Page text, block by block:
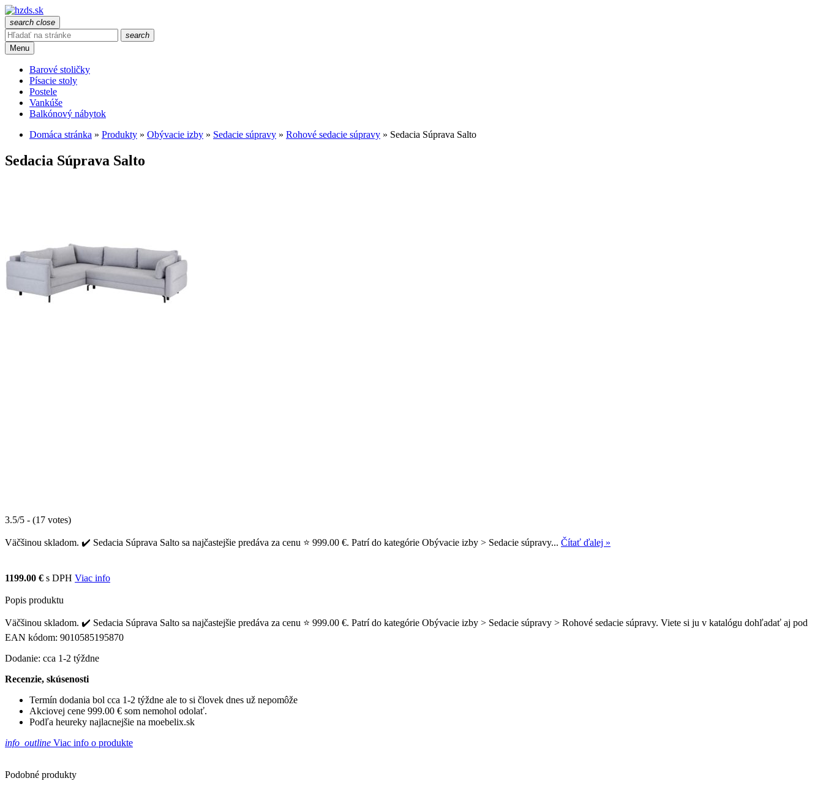
search close
search
Menu
Barové stoličky
Písacie stoly
Postele
Vankúše
Balkónový nábytok
Domáca stránka » Produkty » Obývacie izby » Sedacie súpravy » Rohové sedacie súpravy » Sedacia Súprava Salto
Sedacia Súprava Salto
3.5/5 - (17 votes)
Väčšinou skladom. ✔️ Sedacia Súprava Salto sa najčastejšie predáva za cenu ⭐ 999.00 €. Patrí do kategórie Obývacie izby > Sedacie súpravy... Čítať ďalej »
1199.00 € s DPH Viac info
Popis produktu
Väčšinou skladom. ✔️ Sedacia Súprava Salto sa najčastejšie predáva za cenu ⭐ 999.00 €. Patrí do kategórie Obývacie izby > Sedacie súpravy > Rohové sedacie súpravy. Viete si ju v katalógu dohľadať aj pod
EAN kódom: 9010585195870
Dodanie: cca 1-2 týždne
Recenzie, skúsenosti
Termín dodania bol cca 1-2 týždne ale to si človek dnes už nepomôže
Akciovej cene 999.00 € som nemohol odolať.
Podľa heureky najlacnejšie na moebelix.sk
info_outline Viac info o produkte
Podobné produkty